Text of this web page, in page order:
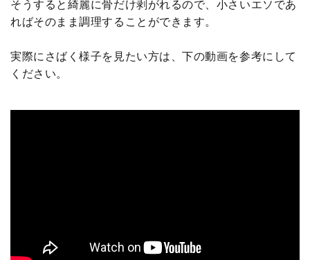
そうすると綺麗に骨だけ剥がれるので、小さいエソであ
ればそのまま調理することができます。
実際にさばく様子を見たい方は、下の動画を参考にして
ください。